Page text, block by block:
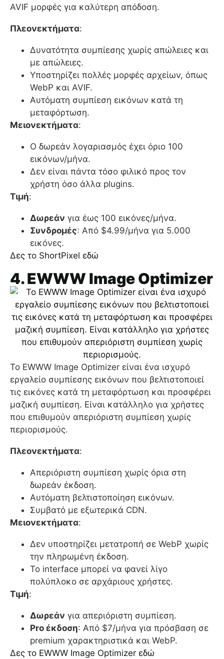
AVIF μορφές για καλύτερη απόδοση.
Πλεονεκτήματα:
Δυνατότητα συμπίεσης χωρίς απώλειες και
με απώλειες.
Υποστηρίζει πολλές μορφές αρχείων, όπως
WebP και AVIF.
Αυτόματη συμπίεση εικόνων κατά τη
μεταφόρτωση.
Μειονεκτήματα:
Ο δωρεάν λογαριασμός έχει όριο 100
εικόνων/μήνα.
Δεν είναι πάντα τόσο φιλικό προς τον
χρήστη όσο άλλα plugins.
Τιμή:
Δωρεάν για έως 100 εικόνες/μήνα.
Συνδρομές: Από $4.99/μήνα για 5.000
εικόνες.
Δες το ShortPixel εδώ
4. EWWW Image Optimizer
Το EWWW Image Optimizer είναι ένα ισχυρό
εργαλείο συμπίεσης εικόνων που βελτιστοποιεί
τις εικόνες κατά τη μεταφόρτωση και προσφέρει
μαζική συμπίεση. Είναι κατάλληλο για χρήστες
που επιθυμούν απεριόριστη συμπίεση χωρίς
περιορισμούς.
Πλεονεκτήματα:
Απεριόριστη συμπίεση χωρίς όρια στη
δωρεάν έκδοση.
Αυτόματη βελτιστοποίηση εικόνων.
Συμβατό με εξωτερικά CDN.
Μειονεκτήματα:
Δεν υποστηρίζει μετατροπή σε WebP χωρίς
την πληρωμένη έκδοση.
Το interface μπορεί να φανεί λίγο
πολύπλοκο σε αρχάριους χρήστες.
Τιμή:
Δωρεάν για απεριόριστη συμπίεση.
Pro έκδοση: Από $7/μήνα για πρόσβαση σε
premium χαρακτηριστικά και WebP.
Δες το EWWW Image Optimizer εδώ